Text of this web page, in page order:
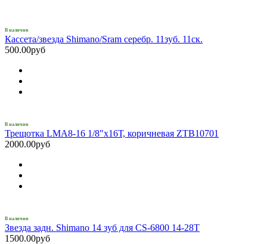
В наличии
Кассета/звезда Shimano/Sram серебр. 11зуб. 11ск.
500.00руб
В наличии
Трещотка LMA8-16 1/8"х16Т, коричневая ZTB10701
2000.00руб
В наличии
Звезда задн. Shimano 14 зуб для CS-6800 14-28T
1500.00руб